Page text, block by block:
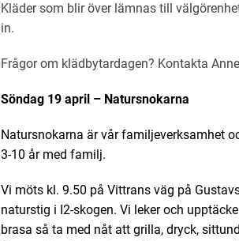
Kläder som blir över lämnas till
in.
Frågor om klädbytardagen? Kontakta
Söndag 19 april – Natursnokarna
Natursnokarna är vår familjeverksamhet
3-10 år med familj.
Vi möts kl. 9.50 på Vittrans väg på
naturstig i I2-skogen. Vi leker och
brasa så ta med nåt att grilla, dryck,